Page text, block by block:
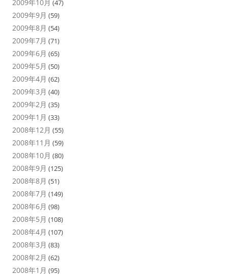
2009年10月 (47)
2009年9月 (59)
2009年8月 (54)
2009年7月 (71)
2009年6月 (65)
2009年5月 (50)
2009年4月 (62)
2009年3月 (40)
2009年2月 (35)
2009年1月 (33)
2008年12月 (55)
2008年11月 (59)
2008年10月 (80)
2008年9月 (125)
2008年8月 (51)
2008年7月 (149)
2008年6月 (98)
2008年5月 (108)
2008年4月 (107)
2008年3月 (83)
2008年2月 (62)
2008年1月 (95)